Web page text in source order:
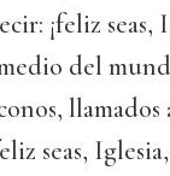
¡feliz seas,
del
seas,